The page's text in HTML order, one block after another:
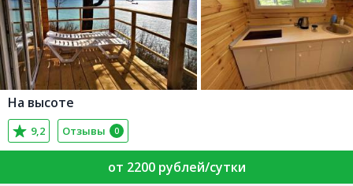
На высоте
9,2 Отзывы 0
от 2200 рублей/сутки